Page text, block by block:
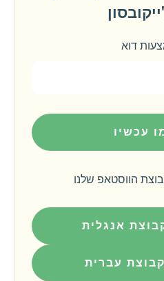
דוא
עכשיו
הווסטאפ שלנו
אנגלית
עברית